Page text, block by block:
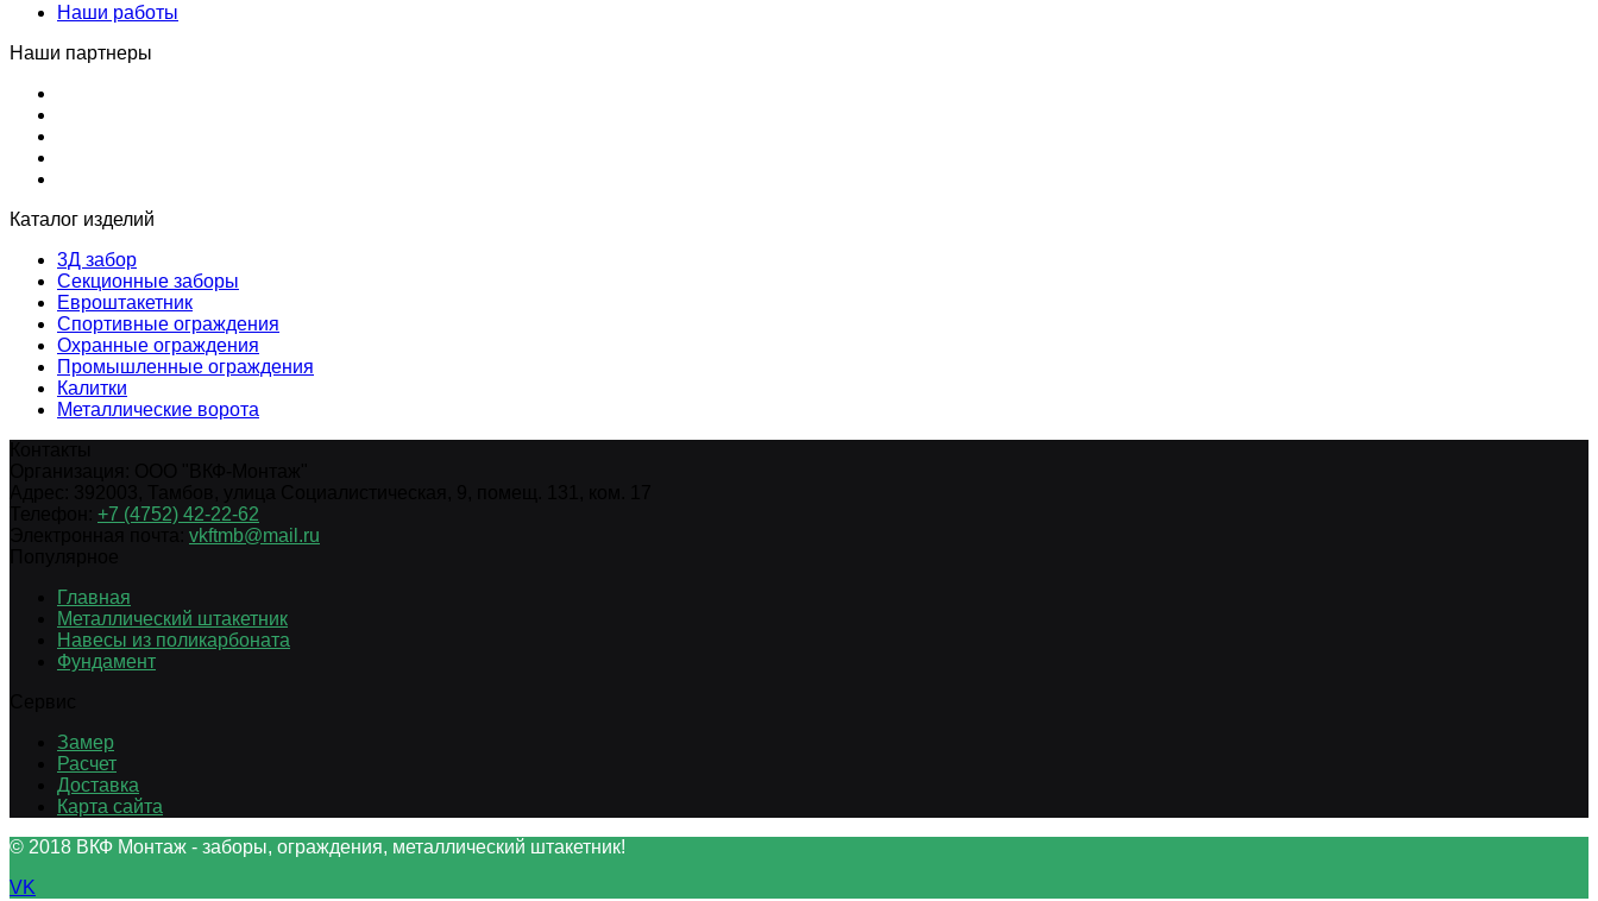
Наши работы
Наши партнеры
Каталог изделий
3Д забор
Секционные заборы
Евроштакетник
Спортивные ограждения
Охранные ограждения
Промышленные ограждения
Калитки
Металлические ворота
+7 (4752) 42-22-62
vkftmb@mail.ru
Главная
Металлический штакетник
Навесы из поликарбоната
Фундамент
Замер
Расчет
Доставка
Карта сайта
© 2018 ВКФ Монтаж - заборы, ограждения, металлический штакетник!
VK